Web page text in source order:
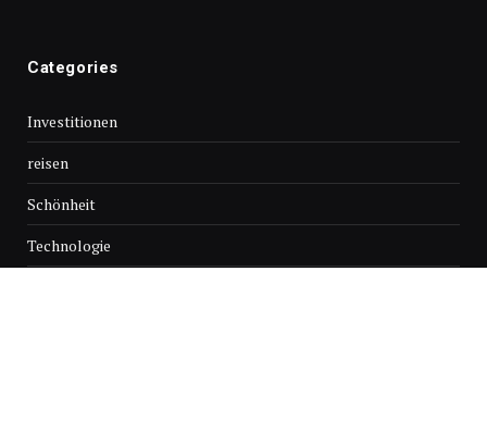
Categories
Investitionen
reisen
Schönheit
Technologie